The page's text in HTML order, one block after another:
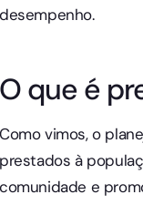
desempenho.
O que é
Como vimos, o
prestados à
comunidade e